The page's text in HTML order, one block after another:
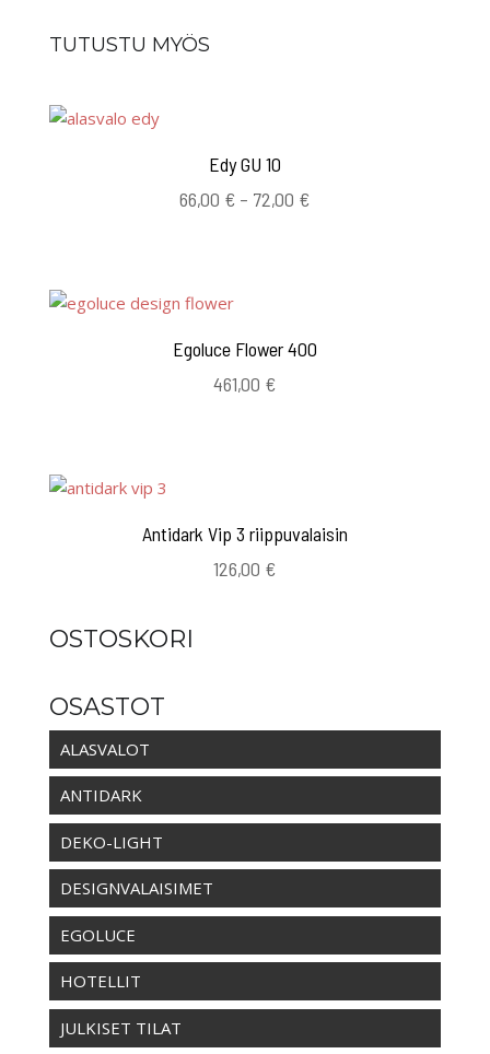
TUTUSTU MYÖS
Edy GU 10
66,00 € – 72,00 €Hintaluokka:
Egoluce Flower 400
461,00 €
Antidark Vip 3 riippuvalaisin
126,00 €
OSTOSKORI
OSASTOT
ALASVALOT
ANTIDARK
DEKO-LIGHT
DESIGNVALAISIMET
EGOLUCE
HOTELLIT
JULKISET TILAT